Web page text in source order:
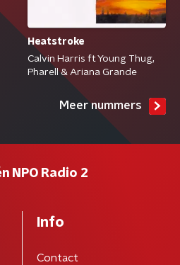
Heatstroke
Calvin Harris ft Young Thug,
Pharell & Ariana Grande
Meer nummers
NPO Radio 2
Info
Contact